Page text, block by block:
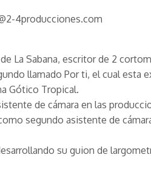
4producciones.com
La Sabana, escritor de 2
llamado Por ti, el cual esta
Gótico Tropical.
de cámara en las
segundo asistente de
su guion de